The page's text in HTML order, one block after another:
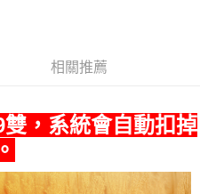
費
相關推薦
，系統會自動扣掉